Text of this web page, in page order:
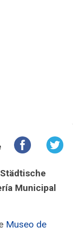
Municipal
Museo de